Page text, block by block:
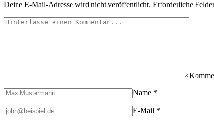
Deine E-Mail-Adresse wird nicht veröffentlicht. Erforderliche
Name *
E-Mail *